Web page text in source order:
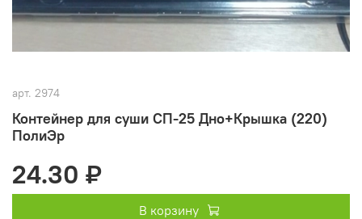
арт. 2974
Контейнер для суши СП-25 Дно+Крышка (220)
ПолиЭр
24.30 ₽
В корзину